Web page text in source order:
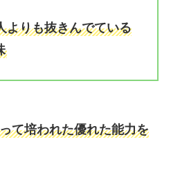
よりも抜きんでている
て培われた優れた能力を